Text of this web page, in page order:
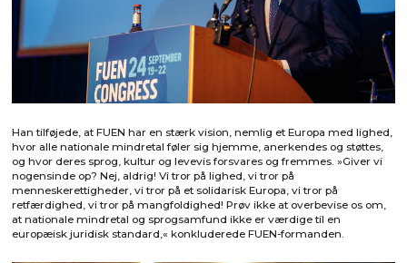
Han tilføjede, at FUEN har en stærk vision, nemlig et Europa med lighed,
hvor alle nationale mindretal føler sig hjemme, anerkendes og støttes,
og hvor deres sprog, kultur og levevis forsvares og fremmes. »Giver vi
nogensinde op? Nej, aldrig! Vi tror på lighed, vi tror på
menneskerettigheder, vi tror på et solidarisk Europa, vi tror på
retfærdighed, vi tror på mangfoldighed! Prøv ikke at overbevise os om,
at nationale mindretal og sprogsamfund ikke er værdige til en
europæisk juridisk standard,« konkluderede FUEN-formanden.